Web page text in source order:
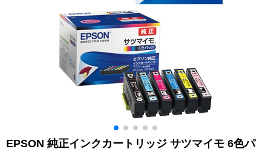
EPSON 純正インクカートリッジ サツマイモ 6色パ